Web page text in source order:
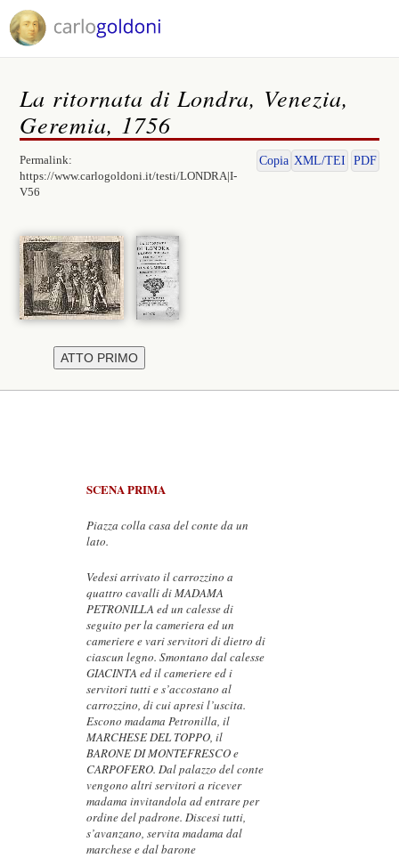
La ritornata di Londra, Venezia,
Geremia, 1756
Permalink:
https://www.carlogoldoni.it/testi/LONDRA|I-
V56
Copia XML/TEI PDF
SCENA PRIMA
Piazza colla casa del conte da un
lato.
Vedesi arrivato il carrozzino a
quattro cavalli di MADAMA
PETRONILLA ed un calesse di
seguito per la cameriera ed un
cameriere e vari servitori di dietro di
ciascun legno. Smontano dal calesse
GIACINTA ed il cameriere ed i
servitori tutti e s’accostano al
carrozzino, di cui apresi l’uscita.
Escono madama Petronilla, il
MARCHESE DEL TOPPO, il
BARONE DI MONTEFRESCO e
CARPOFERO. Dal palazzo del conte
vengono altri servitori a ricever
madama invitandola ad entrare per
ordine del padrone. Discesi tutti,
s’avanzano, servita madama dal
marchese e dal barone